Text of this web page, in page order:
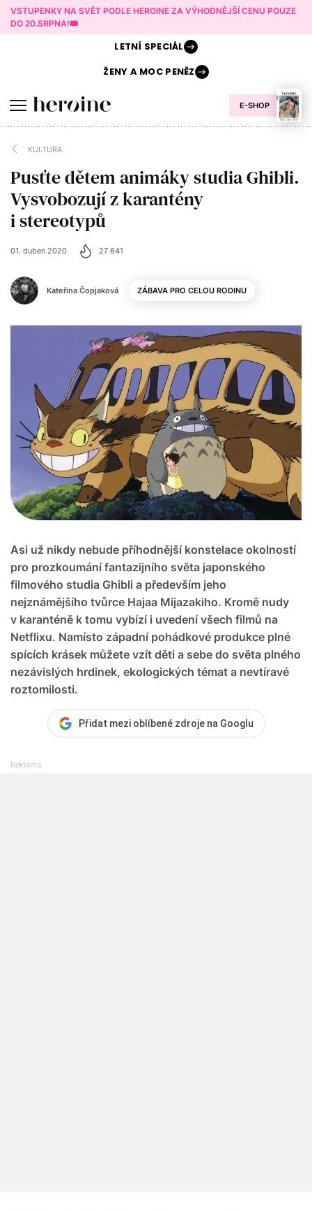
VSTUPENKY NA SVĚT PODLE HEROINE ZA VÝHODNĚJŠÍ CENU POUZE
DO 20.SRPNA!🎟️
E-SHOP
LETNÍ SPECIÁL
ŽENY AMOC PENĚZ
KULTURA
Pusťte dětem animáky studia Ghibli.
Vysvobozují z karantény
i stereotypů
Kateřina Čopjaková
01. duben 2020 27 641
ZÁBAVA PRO CELOU RODINU
Asi už nikdy nebude příhodnější konstelace okolností
pro prozkoumání fantazijního světa japonského
filmového studia Ghibli a především jeho
nejznámějšího tvůrce Hajaa Mijazakiho. Kromě nudy
v karanténě k tomu vybízí i uvedení všech filmů na
Netflixu. Namísto západní pohádkové produkce plné
spících krásek můžete vzít děti a sebe do světa plného
nezávislých hrdinek, ekologických témat a nevtíravé
roztomilosti.
Přidat mezi oblíbené zdroje na Googlu